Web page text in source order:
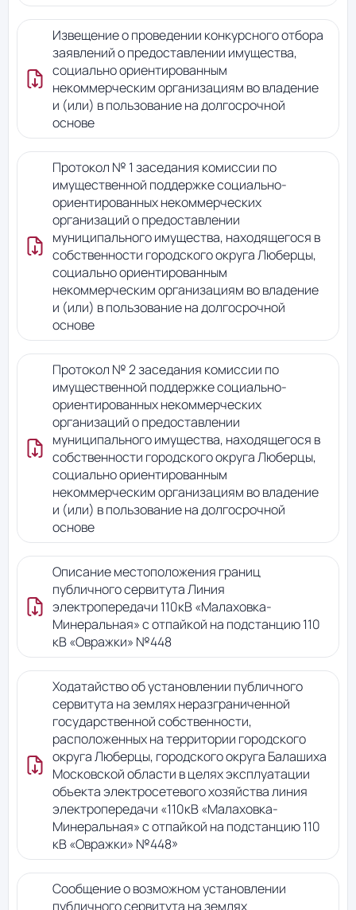
Извещение о проведении конкурсного отбора
заявлений о предоставлении имущества,
социально ориентированным
некоммерческим организациям во владение
и (или) в пользование на долгосрочной
основе
Протокол № 1 заседания комиссии по
имущественной поддержке социально-
ориентированных некоммерческих
организаций о предоставлении
муниципального имущества, находящегося в
собственности городского округа Люберцы,
социально ориентированным
некоммерческим организациям во владение
и (или) в пользование на долгосрочной
основе
Протокол № 2 заседания комиссии по
имущественной поддержке социально-
ориентированных некоммерческих
организаций о предоставлении
муниципального имущества, находящегося в
собственности городского округа Люберцы,
социально ориентированным
некоммерческим организациям во владение
и (или) в пользование на долгосрочной
основе
Описание местоположения границ
публичного сервитута Линия
электропередачи 110кВ «Малаховка-
Минеральная» с отпайкой на подстанцию 110
кВ «Овражки» №448
Ходатайство об установлении публичного
сервитута на землях неразграниченной
государственной собственности,
расположенных на территории городского
округа Люберцы, городского округа Балашиха
Московской области в целях эксплуатации
объекта электросетевого хозяйства линия
электропередачи «110кВ «Малаховка-
Минеральная» с отпайкой на подстанцию 110
кВ «Овражки» №448»
Сообщение о возможном установлении
публичного сервитута на землях